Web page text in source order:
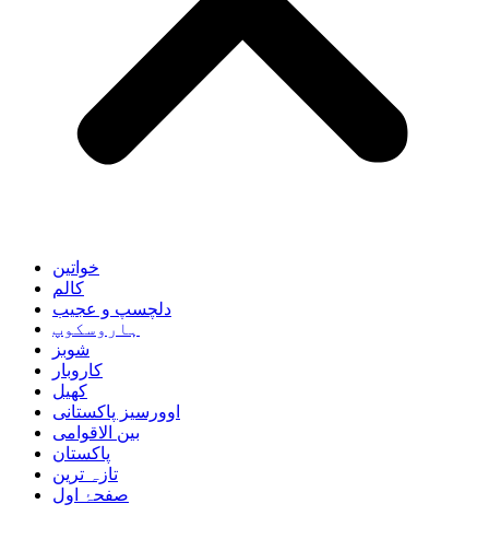
خواتین
کالم
دلچسپ و عجیب
ہاروسکوپ
شوبز
کاروبار
کھیل
اوورسیز پاکستانی
بین الاقوامی
پاکستان
تازہ ترین
صفحۂ اول